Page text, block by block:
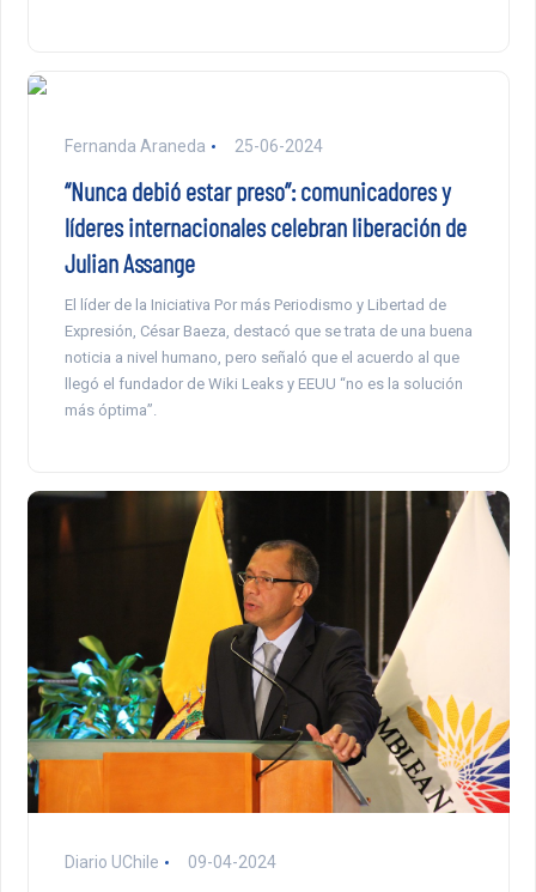
Fernanda Araneda 25-06-2024
“Nunca debió estar preso”: comunicadores y
líderes internacionales celebran liberación de
Julian Assange
El líder de la Iniciativa Por más Periodismo y Libertad de
Expresión, César Baeza, destacó que se trata de una buena
noticia a nivel humano, pero señaló que el acuerdo al que
llegó el fundador de Wiki Leaks y EEUU “no es la solución
más óptima”.
Diario UChile 09-04-2024